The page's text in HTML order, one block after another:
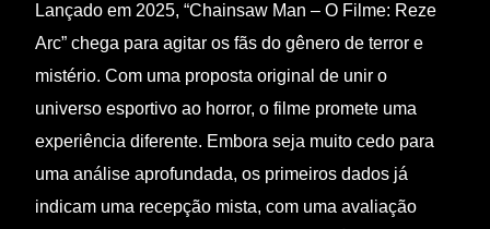
Lançado em 2025, “Chainsaw Man – O Filme: Reze
Arc” chega para agitar os fãs do gênero de terror e
mistério. Com uma proposta original de unir o
universo esportivo ao horror, o filme promete uma
experiência diferente. Embora seja muito cedo para
uma análise aprofundada, os primeiros dados já
indicam uma recepção mista, com uma avaliação